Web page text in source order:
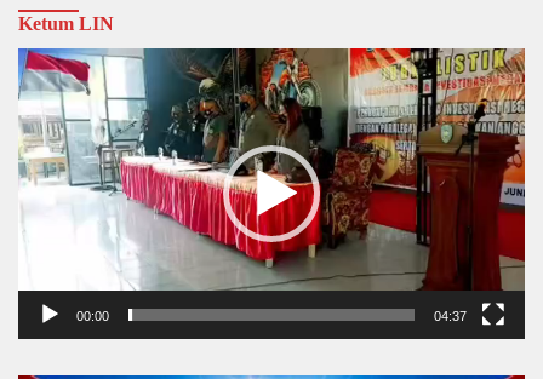
Ketum LIN
Video
Player
00:00 04:37